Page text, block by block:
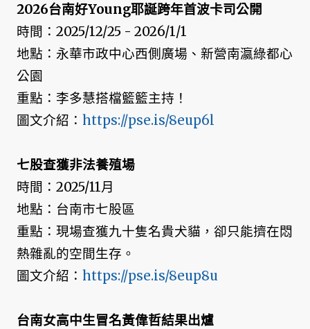
2026台南好Young耶誕跨年首波卡司公開
時間：2025/12/25 - 2026/1/1
地點：永華市政中心西側廣場、新營南瀛綠都心
公園
重點：李多慧搭檔籃籃主持！
圖文介紹： https://pse.is/8eup6l
七股查獲非法養殖場
時間：2025/11月
地點：台南市七股區
重點：現場查獲九十隻名貴犬貓，卻只能擠在悶
熱雜亂的空間生存。
圖文介紹： https://pse.is/8eup8u
台南女高中生冒名黃偉哲結果出爐